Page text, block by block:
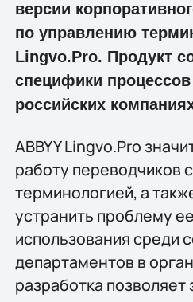
версии
по управлению
Lingvo.Pro. Продукт
специфики
российских
ABBYY Lingvo.Pro
работу переводчиков
терминологией, а
устранить проблему
использования среди
департаментов в
разработка